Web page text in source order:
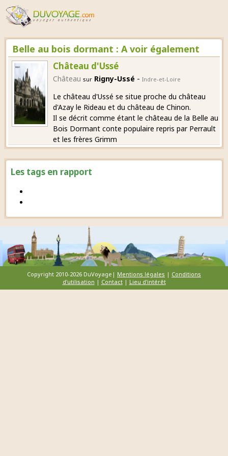
Les tags en rapport
Belle au bois dormant : A voir également
Château d'Ussé
Château sur Rigny-Ussé -Indre-et-Loire
Le château d'Ussé se situe proche du château
d'Azay le Rideau et du château de Chinon.
Il se décrit comme étant le château de la Belle au
Bois Dormant conte populaire repris par Perrault
et les frères Grimm
Copyright 2010-2026 DuVoyage| Mentions légales | Conditions
d'utilisation | Contact| Lieu d'intérêt